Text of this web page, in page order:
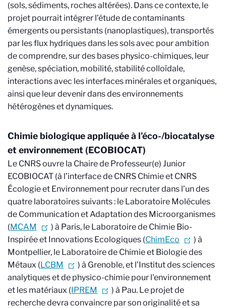
(sols, sédiments, roches altérées). Dans ce contexte, le
projet pourrait intégrer l’étude de contaminants
émergents ou persistants (nanoplastiques), transportés
par les flux hydriques dans les sols avec pour ambition
de comprendre, sur des bases physico-chimiques, leur
genèse, spéciation, mobilité, stabilité colloïdale,
interactions avec les interfaces minérales et organiques,
ainsi que leur devenir dans des environnements
hétérogènes et dynamiques.
Chimie biologique appliquée à l’éco-/biocatalyse
et environnement (ECOBIOCAT)
Le CNRS ouvre la Chaire de Professeur(e) Junior
ECOBIOCAT (à l’interface de CNRS Chimie et CNRS
Écologie et Environnement pour recruter dans l’un des
quatre laboratoires suivants : le Laboratoire Molécules
de Communication et Adaptation des Microorganismes
(MCAM
) à Paris, le Laboratoire de Chimie Bio-
Inspirée et Innovations Ecologiques (ChimEco
) à
Montpellier, le Laboratoire de Chimie et Biologie des
Métaux (LCBM
) à Grenoble, et l’Institut des sciences
analytiques et de physico-chimie pour l'environnement
et les matériaux (IPREM
) à Pau. Le projet de
recherche devra convaincre par son originalité et sa